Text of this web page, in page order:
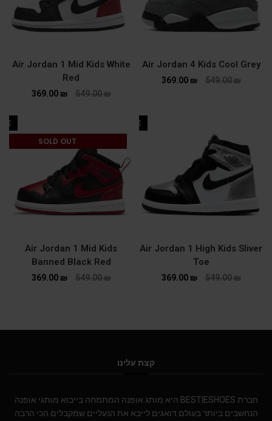
Air Jordan 4 Kids Cool Grey
549.00₪
369.00 ₪
Air Jordan 1 Mid Kids White
Red
549.00₪
369.00 ₪
SALE
Air Jordan 1 High Kids Sliver
Toe
549.00₪
369.00 ₪
SOLD OUT
Air Jordan 1 Mid Kids
Banned Black Red
549.00₪
369.00 ₪
קצת עלינו
חברת BESTIESHOES היא מותג אופנה המתמחה בייבוא מותגי אופנה
הנחשבים ביותר בעולם.דואגים לייבא את הנעליים שמקבלים הכי הרבה